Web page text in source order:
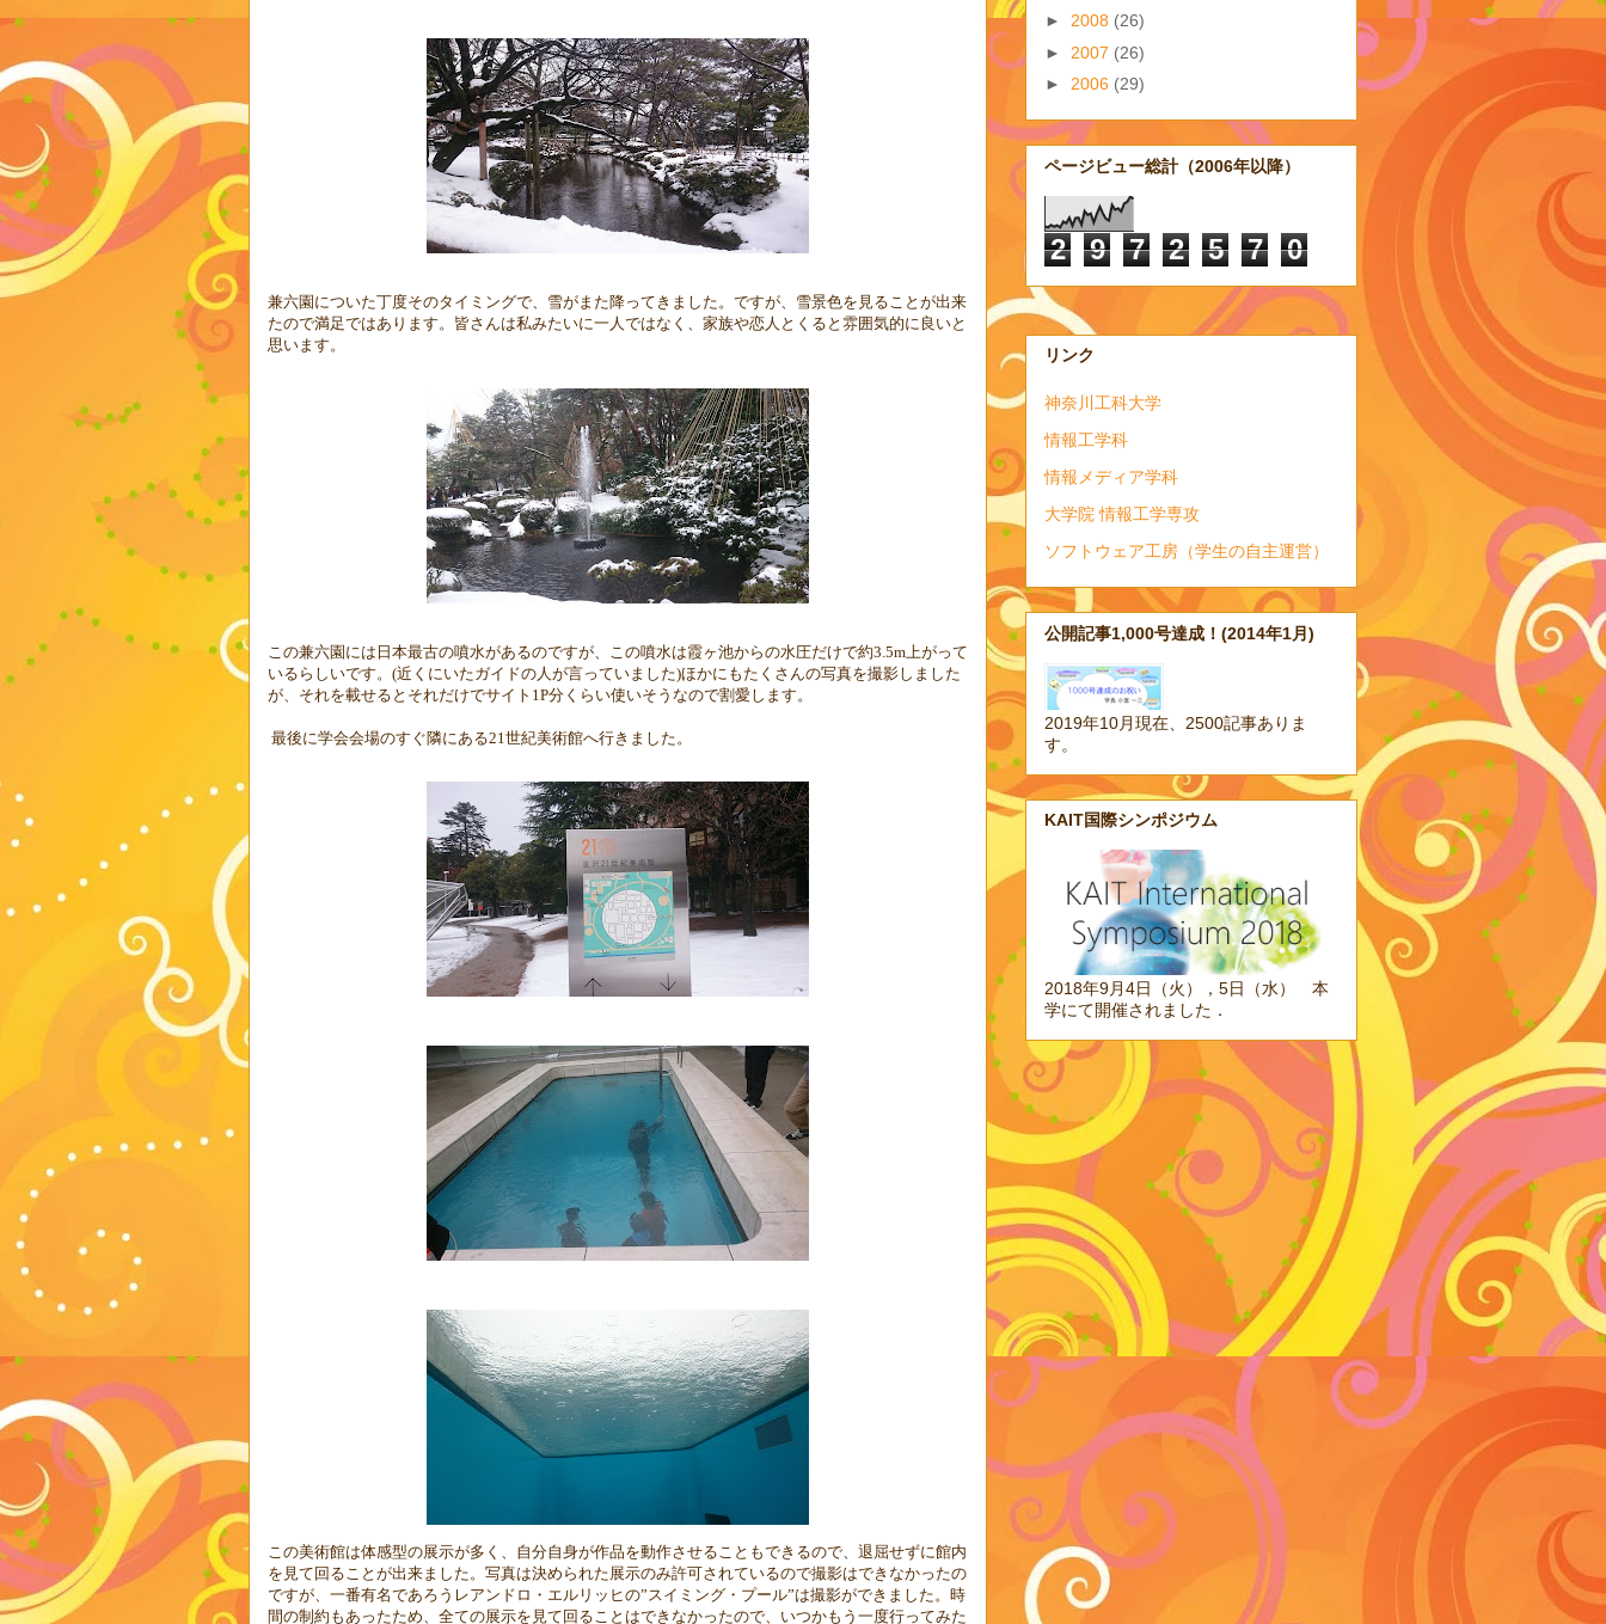
兼六園についた丁度そのタイミングで、雪がまた降ってきました。ですが、雪景色を見ることが出来
たので満足ではあります。皆さんは私みたいに一人ではなく、家族や恋人とくると雰囲気的に良いと
思います。
この兼六園には日本最古の噴水があるのですが、この噴水は霞ヶ池からの水圧だけで約3.5m上がって
いるらしいです。 (近くにいたガイドの人が言っていました)ほかにもたくさんの写真を撮影しました
が、それを載せるとそれだけでサイト 1P分くらい使いそうなので割愛します。
最後に学会会場のすぐ隣にある21世紀美術館へ行きました。
この美術館は体感型の展示が多く、自分自身が作品を動作させることもできるので、退屈せずに館内
を見て回ることが出来ました。写真は決められた展示のみ許可されているので撮影はできなかったの
ですが、一番有名であろうレアンドロ・エルリッヒの”スイミング・プール”は撮影ができました。時
間の制約もあったため、全ての展示を見て回ることはできなかったので、いつかもう一度行ってみた
► 2008 (26)
► 2007 (26)
► 2006 (29)
ページビュー総計（2006年以降）
2 9 7 2 5 7 0
リンク
神奈川工科大学
情報工学科
情報メディア学科
大学院 情報工学専攻
ソフトウェア工房（学生の自主運営）
公開記事1,000号達成！(2014年1月)
2019年10月現在、2500記事ありま
す。
KAIT国際シンポジウム
2018年9月4日（火），5日（水） 本
学にて開催されました．